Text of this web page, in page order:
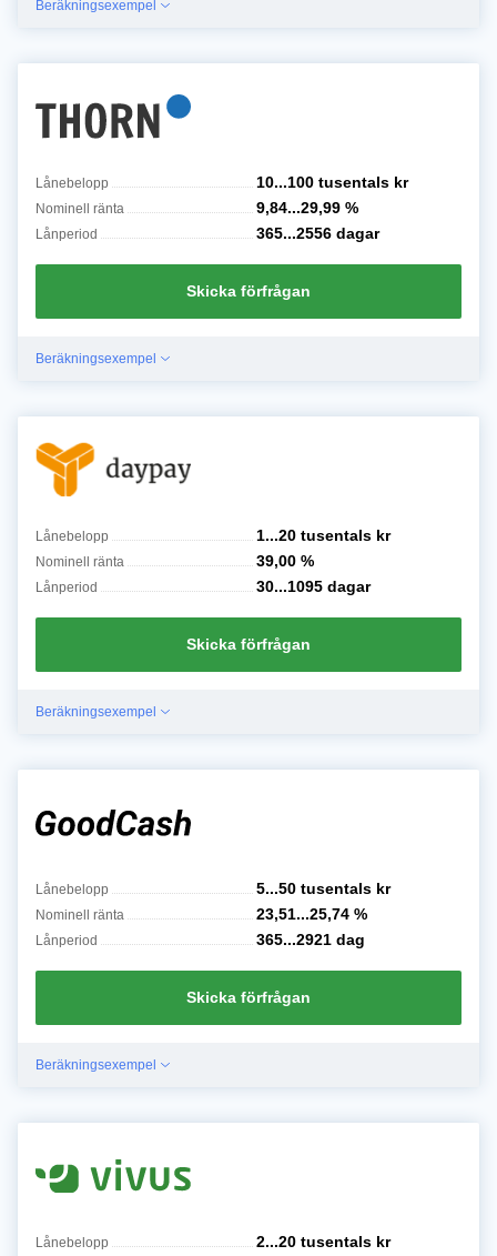
Beräkningsexempel
Lånebelopp 10...100 tusentals kr
Nominell ränta 9,84...29,99 %
Lånperiod 365...2556 dagar
Skicka förfrågan
Beräkningsexempel
Lånebelopp 1...20 tusentals kr
Nominell ränta 39,00 %
Lånperiod 30...1095 dagar
Skicka förfrågan
Beräkningsexempel
Lånebelopp 5...50 tusentals kr
Nominell ränta 23,51...25,74 %
Lånperiod 365...2921 dag
Skicka förfrågan
Beräkningsexempel
Lånebelopp 2...20 tusentals kr